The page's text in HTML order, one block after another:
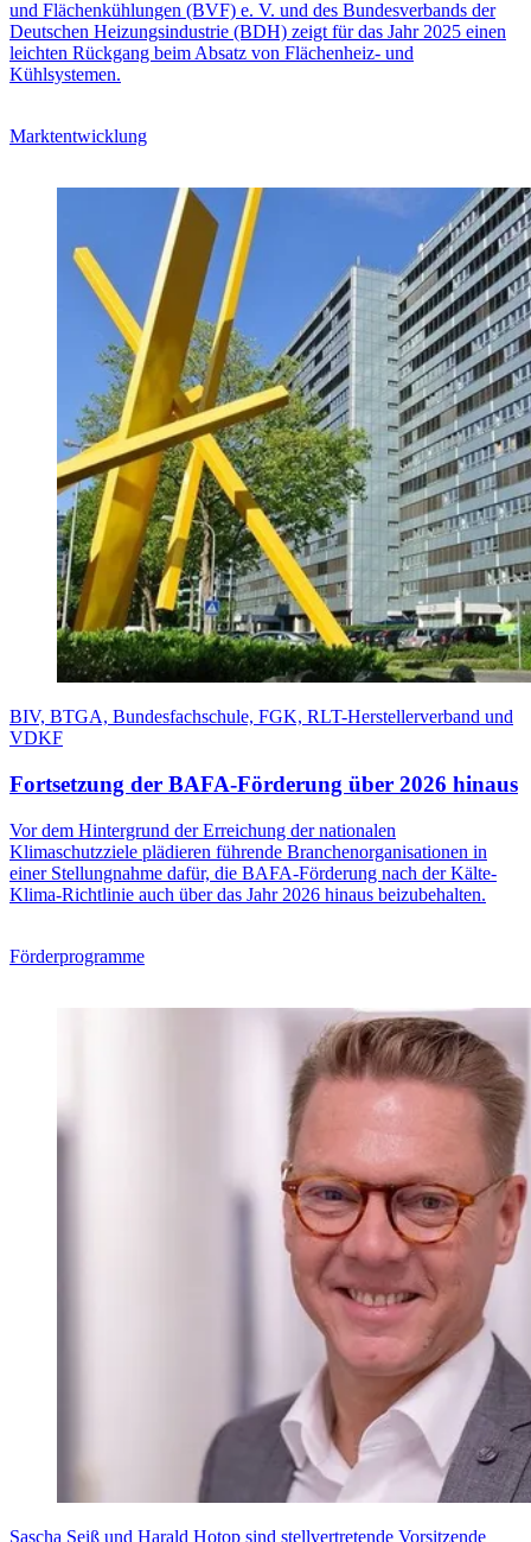
und Flächenkühlungen (BVF) e. V. und des Bundesverbands der
Deutschen Heizungsindustrie (BDH) zeigt für das Jahr 2025 einen
leichten Rückgang beim Absatz von Flächenheiz- und
Kühlsystemen.
Marktentwicklung
BIV, BTGA, Bundesfachschule, FGK, RLT-Herstellerverband und
VDKF
Fortsetzung der BAFA-Förderung über 2026 hinaus
Vor dem Hintergrund der Erreichung der nationalen
Klimaschutzziele plädieren führende Branchenorganisationen in
einer Stellungnahme dafür, die BAFA-Förderung nach der Kälte-
Klima-Richtlinie auch über das Jahr 2026 hinaus beizubehalten.
Förderprogramme
Sascha Seiß und Harald Hotop sind stellvertretende Vorsitzende